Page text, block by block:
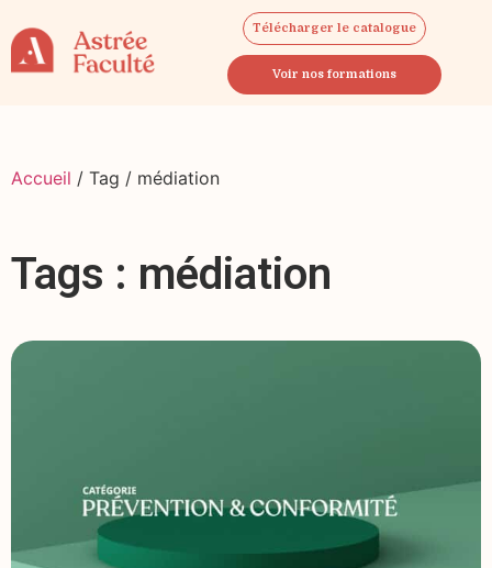
Télécharger le catalogue
Voir nos formations
Accueil / Tag / médiation
Tags : médiation